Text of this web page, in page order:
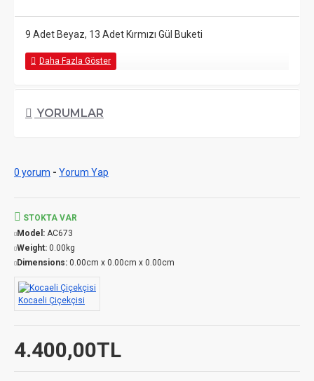
9 Adet Beyaz, 13 Adet Kırmızı Gül Buketi
YORUMLAR
0 yorum - Yorum Yap
4.400,00TL
STOKTA VAR
Model: AC673
Weight: 0.00kg
Dimensions: 0.00cm x 0.00cm x 0.00cm
Kocaeli Çiçekçisi